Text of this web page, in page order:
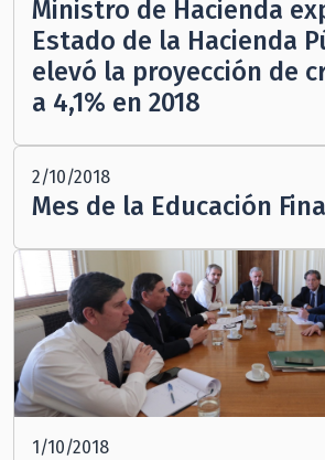
Ministro de Hacienda
Estado de la Hacienda
elevó la proyección de
a 4,1% en 2018
2/10/2018
Mes de la Educación
1/10/2018